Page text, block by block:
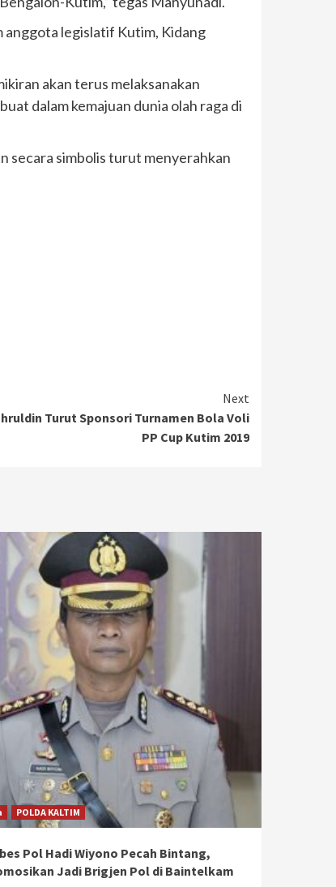
anggota legislatif Kutim, Kidang
akan terus melaksanakan
dalam kemajuan dunia olah raga di
secara simbolis turut menyerahkan
Next
Turut Sponsori Turnamen Bola Voli
PP Cup Kutim 2019
POLDA KALTIM
Pol Hadi Wiyono Pecah Bintang,
Jadi Brigjen Pol di Baintelkam